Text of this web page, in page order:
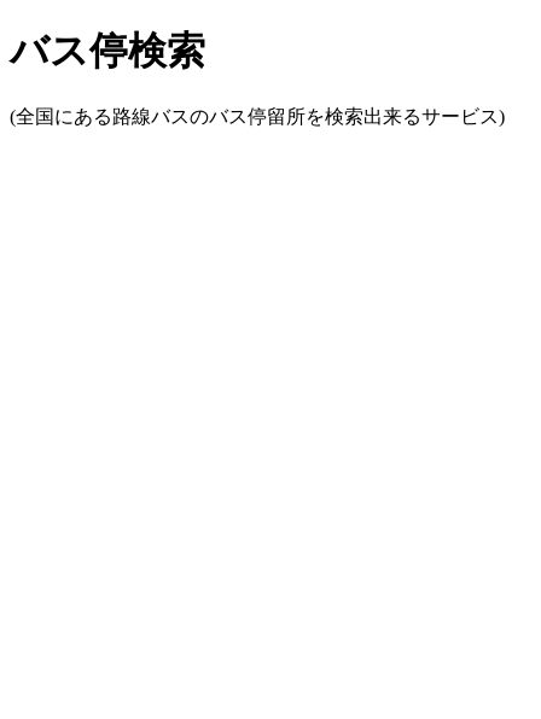
バス停検索
(全国にある路線バスのバス停留所を検索出来るサービス)